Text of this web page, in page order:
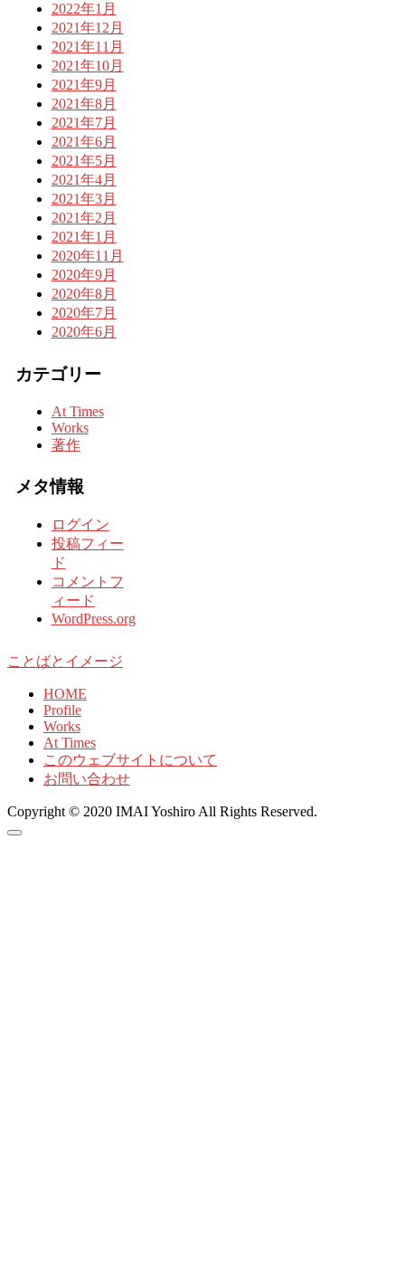
2022年1月
2021年12月
2021年11月
2021年10月
2021年9月
2021年8月
2021年7月
2021年6月
2021年5月
2021年4月
2021年3月
2021年2月
2021年1月
2020年11月
2020年9月
2020年8月
2020年7月
2020年6月
カテゴリー
At Times
Works
著作
メタ情報
ログイン
投稿フィー
ド
コメントフ
ィード
WordPress.org
ことばとイメージ
HOME
Profile
Works
At Times
このウェブサイトについて
お問い合わせ
Copyright © 2020 IMAI Yoshiro All Rights Reserved.